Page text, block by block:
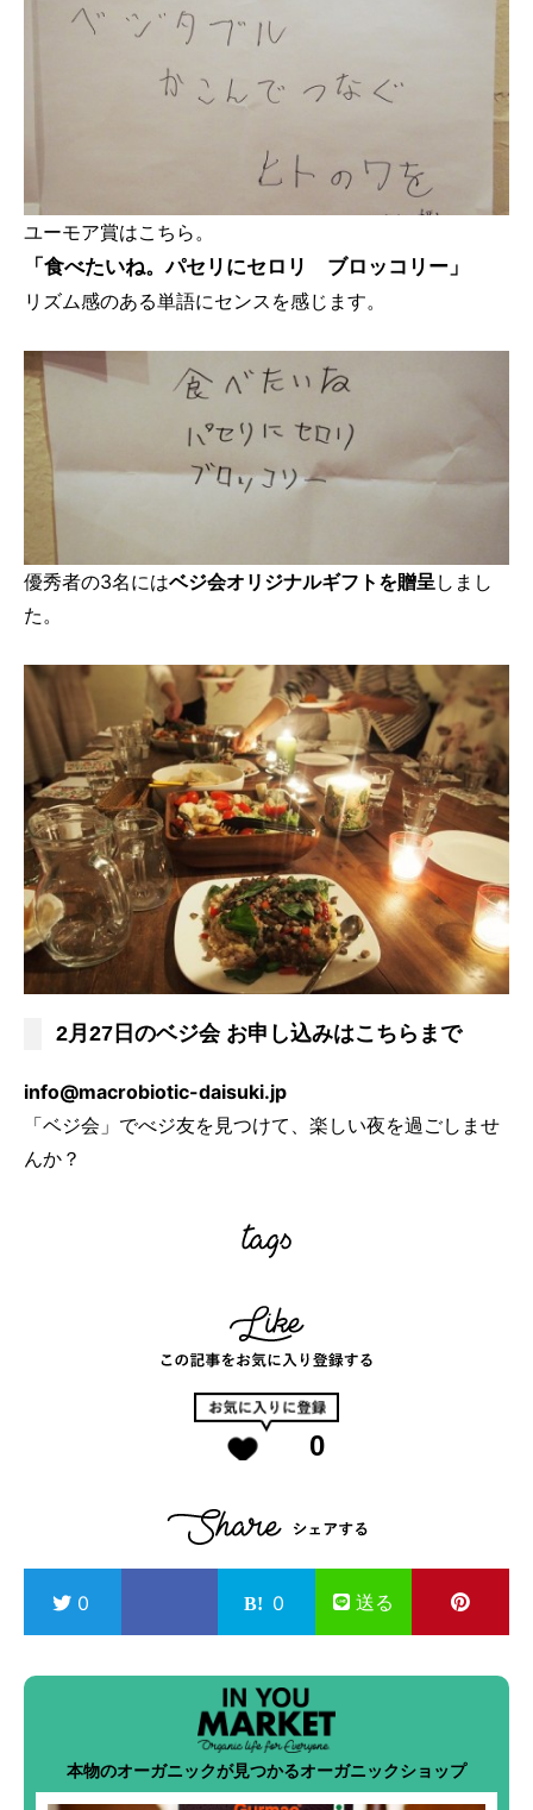
ユーモア賞はこちら。
「食べたいね。パセリにセロリ ブロッコリー」
リズム感のある単語にセンスを感じます。
優秀者の3名にはベジ会オリジナルギフトを贈呈しまし
た。
2月27日のベジ会 お申し込みはこちらまで
info@macrobiotic-daisuki.jp
「ベジ会」でべジ友を見つけて、楽しい夜を過ごしませ
んか？
0
0 0 送る
本物のオーガニックが見つかるオーガニックショップ